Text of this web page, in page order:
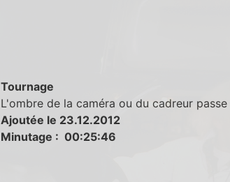
Tournage
L'ombre de la caméra ou du cadreur
Ajoutée le 23.12.2012
Minutage : 00:25:46